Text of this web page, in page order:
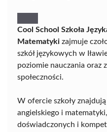
Cool School Szkoła
Matematyki zajmuje
szkół językowych w
poziomie nauczania oraz
społeczności.
W ofercie szkoły
angielskiego i
doświadczonych i